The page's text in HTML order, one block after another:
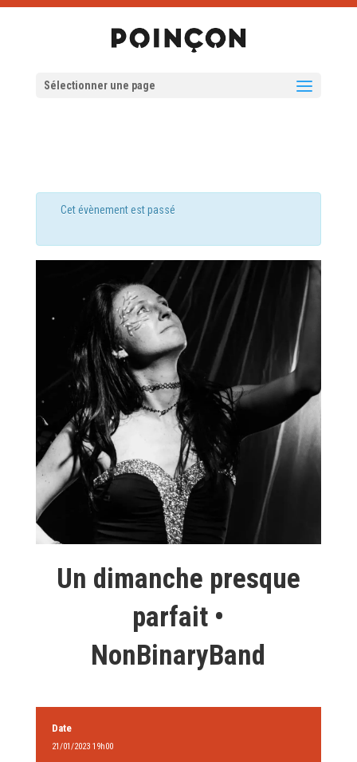
Sélectionner une page
Cet évènement est passé
Un dimanche presque
parfait •
NonBinaryBand
Date
21/01/2023 19h00